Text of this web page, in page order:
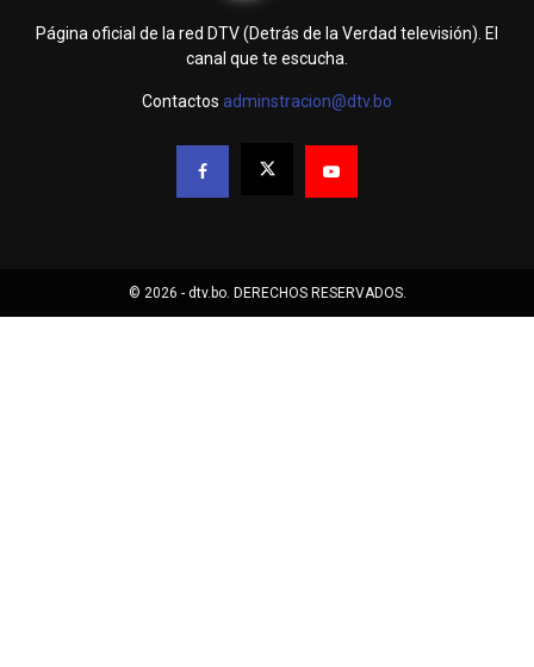
Página oficial de la red DTV (Detrás de la Verdad televisión). El
canal que te escucha.
Contactos adminstracion@dtv.bo
© 2026 - dtv.bo. DERECHOS RESERVADOS.